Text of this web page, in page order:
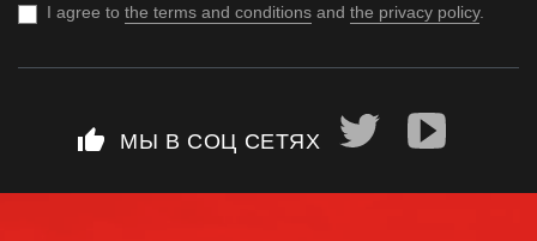
I agree to the terms and conditions and the privacy policy.
thumb_up МЫ В СОЦ СЕТЯХ